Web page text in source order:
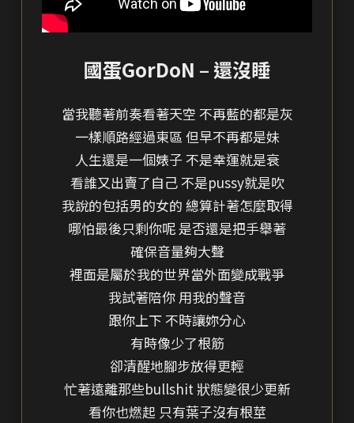
國蛋GorDoN – 還沒睡
當我聽著前奏看著天空 不再藍的都是灰
一樣順路經過東區 但早不再都是妹
人生還是一個婊子 不是幸運就是衰
看誰又出賣了自己 不是pussy就是吹
我說的包括男的女的 總算計著怎麼取得
哪怕最後只剩你呢 是否還是把手舉著
確保音量夠大聲
裡面是屬於我的世界當外面變成戰爭
我試著陪你 用我的聲音
跟你上下 不時讓妳分心
有時像少了根筋
卻清醒地腳步放得更輕
忙著遠離那些bullshit 狀態變很少更新
看你也燃起 只有葉子沒有根莖